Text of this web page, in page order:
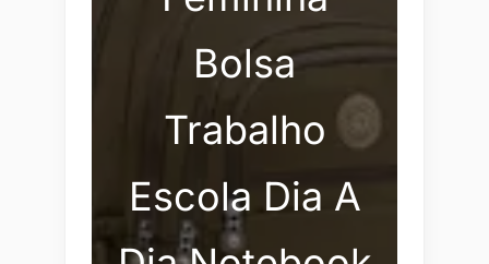
Bolsa
Trabalho
Escola Dia A